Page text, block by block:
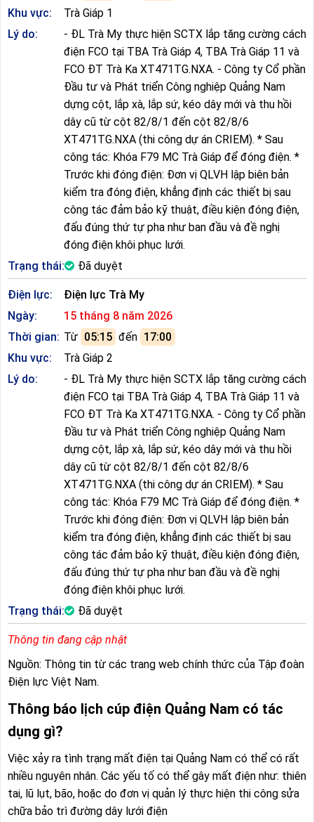
Khu vực:
Trà Giáp 1
Lý do:
- ĐL Trà My thực hiện SCTX lắp tăng cường cách
điện FCO tại TBA Trà Giáp 4, TBA Trà Giáp 11 và
FCO ĐT Trà Ka XT471TG.NXA. - Công ty Cổ phần
Đầu tư và Phát triển Công nghiệp Quảng Nam
dựng cột, lắp xà, lắp sứ, kéo dây mới và thu hồi
dây cũ từ cột 82/8/1 đến cột 82/8/6
XT471TG.NXA (thi công dự án CRIEM). * Sau
công tác: Khóa F79 MC Trà Giáp để đóng điện. *
Trước khi đóng điện: Đơn vị QLVH lập biên bản
kiểm tra đóng điện, khẳng định các thiết bị sau
công tác đảm bảo kỹ thuật, điều kiện đóng điện,
đấu đúng thứ tự pha như ban đầu và đề nghị
đóng điện khôi phục lưới.
Trạng thái:
Đã duyệt
Điện lực:
Điện lực Trà My
Ngày:
15 tháng 8 năm 2026
Thời gian: Từ 05:15 đến 17:00
Khu vực:
Trà Giáp 2
Lý do:
- ĐL Trà My thực hiện SCTX lắp tăng cường cách
điện FCO tại TBA Trà Giáp 4, TBA Trà Giáp 11 và
FCO ĐT Trà Ka XT471TG.NXA. - Công ty Cổ phần
Đầu tư và Phát triển Công nghiệp Quảng Nam
dựng cột, lắp xà, lắp sứ, kéo dây mới và thu hồi
dây cũ từ cột 82/8/1 đến cột 82/8/6
XT471TG.NXA (thi công dự án CRIEM). * Sau
công tác: Khóa F79 MC Trà Giáp để đóng điện. *
Trước khi đóng điện: Đơn vị QLVH lập biên bản
kiểm tra đóng điện, khẳng định các thiết bị sau
công tác đảm bảo kỹ thuật, điều kiện đóng điện,
đấu đúng thứ tự pha như ban đầu và đề nghị
đóng điện khôi phục lưới.
Trạng thái:
Đã duyệt
Thông tin đang cập nhật
Nguồn: Thông tin từ các trang web chính thức của Tập đoàn
Điện lực Việt Nam.
Thông báo lịch cúp điện Quảng Nam có tác
dụng gì?
Việc xảy ra tình trạng mất điện tại Quảng Nam có thể có rất
nhiều nguyên nhân. Các yếu tố có thể gây mất điện như: thiên
tai, lũ lụt, bão, hoặc do đơn vị quản lý thực hiện thi công sửa
chữa bảo trì đường dây lưới điện